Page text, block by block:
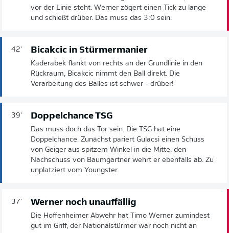
vor der Linie steht. Werner zögert einen Tick zu lange
und schießt drüber. Das muss das 3:0 sein.
42' Bicakcic in Stürmermanier
Kaderabek flankt von rechts an der Grundlinie in den
Rückraum, Bicakcic nimmt den Ball direkt. Die
Verarbeitung des Balles ist schwer - drüber!
39' Doppelchance TSG
Das muss doch das Tor sein. Die TSG hat eine
Doppelchance. Zunächst pariert Gulacsi einen Schuss
von Geiger aus spitzem Winkel in die Mitte, den
Nachschuss von Baumgartner wehrt er ebenfalls ab. Zu
unplatziert vom Youngster.
37' Werner noch unauffällig
Die Hoffenheimer Abwehr hat Timo Werner zumindest
gut im Griff, der Nationalstürmer war noch nicht an